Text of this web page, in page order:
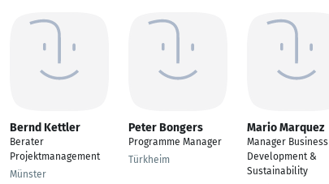
Bernd Kettler
Berater
Projektmanagement
Münster
Peter Bongers
Programme Manager
Türkheim
Mario Marquez
Manager Business
Development &
Sustainability